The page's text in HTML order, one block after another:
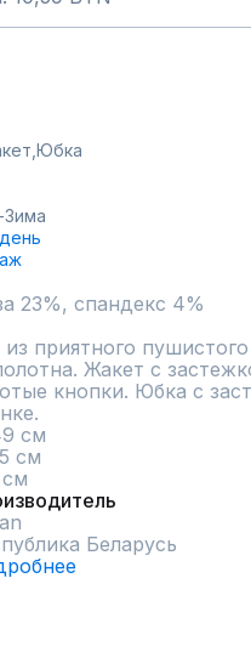
Юбка
23%, спандекс 4%
приятного пушистого
Жакет с
кнопки. Юбка с
см
см
Беларусь